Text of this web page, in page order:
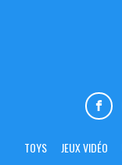
TOYS JEUX VIDÉO